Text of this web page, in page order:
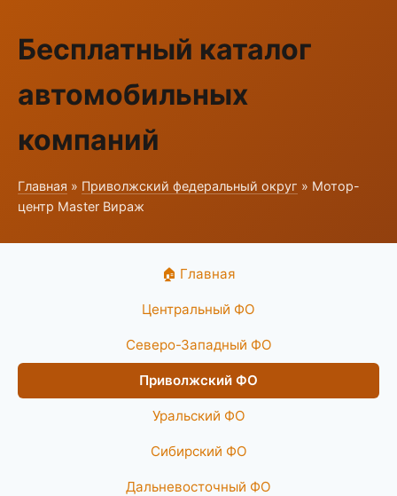
Бесплатный каталог
автомобильных
компаний
Главная » Приволжский федеральный округ » Мотор-
центр Master Вираж
🏠 Главная
Центральный ФО
Северо-Западный ФО
Приволжский ФО
Уральский ФО
Сибирский ФО
Дальневосточный ФО